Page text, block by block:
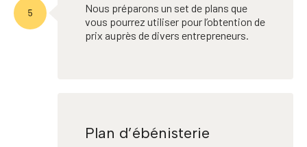
Nous préparons un set de plans que
vous pourrez utiliser pour l’obtention de
prix auprès de divers entrepreneurs.
Plan d’ébénisterie